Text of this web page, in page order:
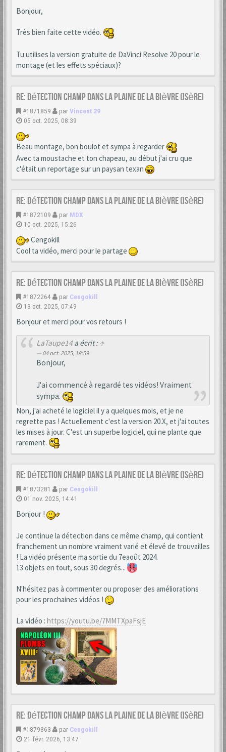
Bonjour,
Très bien faite cette vidéo.
Tu utilises la version gratuite de DaVinci Resolve 20 pour le
montage (et les effets spéciaux)?
Re: Détection champ dans la Plaine de la Bièvre (Isère)
#1871859 parVincent 29
05 oct. 2025, 08:39
Beau montage, bon boulot et sympa à regarder
Avec ta moustache et ton chapeau, au début j'ai cru que
c'était un reportage sur un paysan texan
Re: Détection champ dans la Plaine de la Bièvre (Isère)
#1872109 par MDX
10 oct. 2025, 15:26
Cengokill
Cool ta vidéo, merci pour le partage
Re: Détection champ dans la Plaine de la Bièvre (Isère)
#1872264 par Cengokill
13 oct. 2025, 07:49
Bonjour et merci pour vos retours !
LaTaupe14a écrit : ↑
04 oct. 2025, 18:59
Bonjour,
J'ai commencé à regardé tes vidéos! Vraiment
sympa.
Non, j'ai acheté le logiciel il y a quelques mois, et je ne
regrette pas ! Actuellement c'est la version 20.X, et j'ai toutes
les mises à jour. C'est un superbe logiciel, qui ne plante que
rarement.
Re: Détection champ dans la Plaine de la Bièvre (Isère)
#1873281 par Cengokill
01 nov. 2025, 14:41
Bonjour !
Je continue la détection dans ce même champ, qui contient
franchement un nombre vraiment varié et élevé de trouvailles
! La vidéo présente ma sortie du 7eaoût 2024.
13 objets en tout, sous 30 degrés...
N'hésitez pas à commenter ou proposer des améliorations
pour les prochaines vidéos !
La vidéo : https://youtu.be/7MMTXpaFsjE
Re: Détection champ dans la Plaine de la Bièvre (Isère)
#1879363 par Cengokill
21 févr. 2026, 13:47